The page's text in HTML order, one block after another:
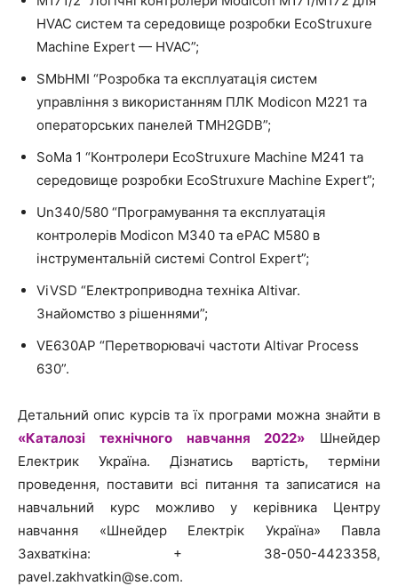
HVAC систем та середовище розробки EcoStruxure
Machine Expert — HVAC”;
SMbHMI “Розробка та експлуатація систем
управління з використанням ПЛК Modicon М221 та
операторських панелей TMH2GDB”;
SoMa 1 “Контролери EcoStruxure Machine M241 та
середовище розробки EcoStruxure Machine Expert”;
Un340/580 “Програмування та експлуатація
контролерів Modicon М340 та ePAC M580 в
інструментальній системі Control Expert”;
ViVSD “Електроприводна техніка Altivar.
Знайомство з рішеннями”;
VE630AP “Перетворювачі частоти Altivar Process
630”.
Детальний опис курсів та їх програми можна знайти в
«Каталозі технічного навчання 2022» Шнейдер
Електрик Україна. Дізнатись вартість, терміни
проведення, поставити всі питання та записатися на
навчальний курс можливо у керівника Центру
навчання «Шнейдер Електрік Україна» Павла
Захваткіна: + 38-050-4423358,
pavel.zakhvatkin@se.com.